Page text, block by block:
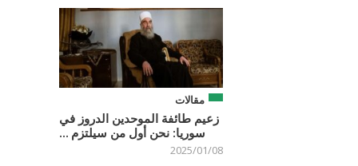
مقالات
زعيم طائفة الموحدين الدروز في
سوريا: نحن أول من سيلتزم ...
2025/01/08